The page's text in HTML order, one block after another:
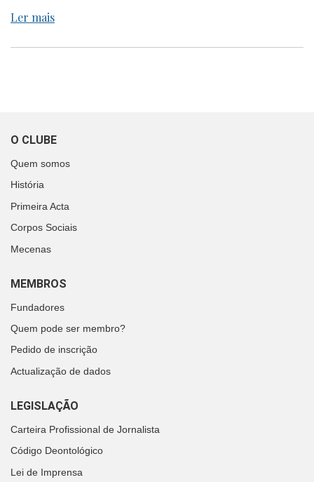
Ler mais
O CLUBE
Quem somos
História
Primeira Acta
Corpos Sociais
Mecenas
MEMBROS
Fundadores
Quem pode ser membro?
Pedido de inscrição
Actualização de dados
LEGISLAÇÃO
Carteira Profissional de Jornalista
Código Deontológico
Lei de Imprensa